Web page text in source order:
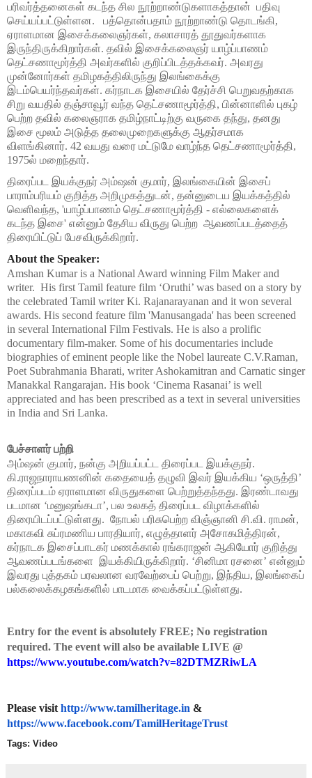
பரிவர்த்தனைகள் கடந்த சில நூற்றாண்டுகளாகத்தான்  பதிவு
செய்யப்பட்டுள்ளன.   பத்தொன்பதாம் நூற்றாண்டு தொடங்கி,
ஏராளமான இசைக்கலைஞர்கள், கலாசாரத் தூதுவர்களாக
இருந்திருக்கிறார்கள். தவில் இசைக்கலைஞர் யாழ்ப்பாணம்
தெட்சணாமூர்த்தி அவர்களில் குறிப்பிடத்தக்கவர். அவரது
முன்னோர்கள் தமிழகத்திலிருந்து இலங்கைக்கு
இடம்பெயர்ந்தவர்கள். கர்நாடக இசையில் தேர்ச்சி பெறுவதற்காக
சிறு வயதில் தஞ்சாவூர் வந்த தெட்சணாமூர்த்தி, பின்னாளில் புகழ்
பெற்ற தவில் கலைஞராக தமிழ்நாட்டிற்கு வருகை தந்து, தனது
இசை மூலம் அடுத்த தலைமுறைகளுக்கு ஆதர்சமாக
விளங்கினார். 42 வயது வரை மட்டுமே வாழ்ந்த தெட்சணாமூர்த்தி,
1975ல் மறைந்தார்.
திரைப்பட இயக்குநர் அம்ஷன் குமார், இலங்கையின் இசைப்
பாராம்பரியம் குறித்த அறிமுகத்துடன், தன்னுடைய இயக்கத்தில்
வெளிவந்த, 'யாழ்ப்பாணம் தெட்சணாமூர்த்தி - எல்லைகளைக்
கடந்த இசை' என்னும் தேசிய விருது பெற்ற  ஆவணப்படத்தைத்
திரையிட்டுப் பேசவிருக்கிறார்.
About the Speaker:
Amshan Kumar is a National Award winning Film Maker and
writer.  His first Tamil feature film ‘Oruthi’ was based on a story by
the celebrated Tamil writer Ki. Rajanarayanan and it won several
awards. His second feature film 'Manusangada' has been screened
in several International Film Festivals. He is also a prolific
documentary film-maker. Some of his documentaries include
biographies of eminent people like the Nobel laureate C.V.Raman,
Poet Subrahmania Bharati, writer Ashokamitran and Carnatic singer
Manakkal Rangarajan. His book ‘Cinema Rasanai’ is well
appreciated and has been prescribed as a text in several universities
in India and Sri Lanka.
பேச்சாளர் பற்றி
அம்ஷன் குமார், நன்கு அறியப்பட்ட திரைப்பட இயக்குநர்.
கி.ராஜநாராயணனின் கதையைத் தழுவி இவர் இயக்கிய ‘ஒருத்தி’
திரைப்படம் ஏராளமான விருதுகளை பெற்றுத்தந்தது. இரண்டாவது
படமான ‘மனுஷங்கடா’, பல உலகத் திரைப்பட விழாக்களில்
திரையிடப்பட்டுள்ளது.  நோபல் பரிசுபெற்ற விஞ்ஞானி சி.வி. ராமன்,
மகாகவி சுப்ரமணிய பாரதியார், எழுத்தாளர் அசோகமித்திரன்,
கர்நாடக இசைப்பாடகர் மணக்கால் ரங்கராஜன் ஆகியோர் குறித்து
ஆவணப்படங்களை  இயக்கியிருக்கிறார். ‘சினிமா ரசனை’ என்னும்
இவரது புத்தகம் பரவலான வரவேற்பைப் பெற்று, இந்திய, இலங்கைப்
பல்கலைக்கழகங்களில் பாடமாக வைக்கப்பட்டுள்ளது.
Entry for the event is absolutely FREE; No registration
https://www.youtube.com/watch?v=82DTMZRiwLA
Please visit http://www.tamilheritage.in
https://www.facebook.com/TamilHeritageTrust
Tags: Video